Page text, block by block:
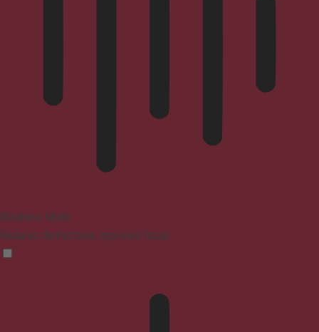
Blindness Mode
Reduces distractions, improves focus